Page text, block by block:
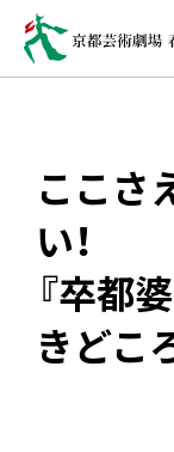
ここさ
い！
『卒都
きどこ